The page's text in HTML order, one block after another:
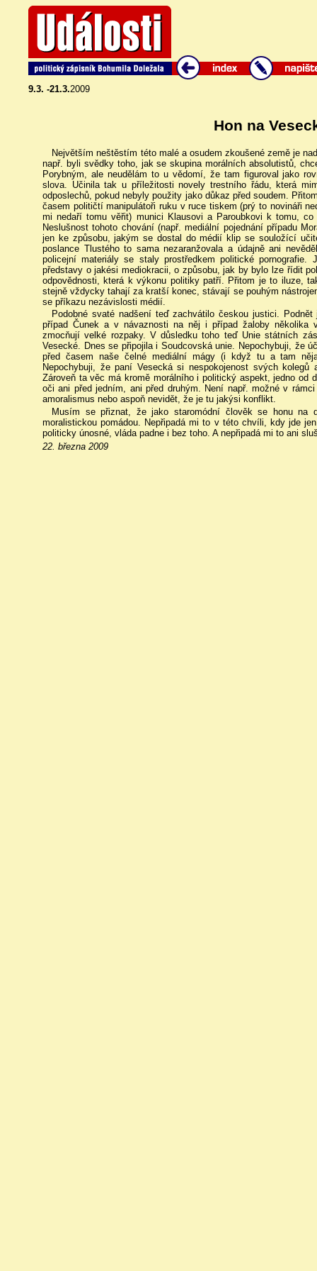
9.3. -21.3.2009
Hon na
Největším neštěstím této malé a osudem zkoušené země je
např. byli svědky toho, jak se skupina morálních absolutistů,
Porybným, ale neudělám to u vědomí, že tam figuroval jako
slova. Učinila tak u příležitosti novely trestního řádu, která
odposlechů, pokud nebyly použity jako důkaz před soudem.
časem političtí manipulátoři ruku v ruce tiskem (prý to novináři
mi nedaří tomu věřit) munici Klausovi a Paroubkovi k tomu,
Neslušnost tohoto chování (např. mediální pojednání případu
jen ke způsobu, jakým se dostal do médií klip se souložící
poslance Tlustého to sama nezaranžovala a údajně ani
policejní materiály se staly prostředkem politické
představy o jakési mediokracii, o způsobu, jak by bylo lze řídit
odpovědnosti, která k výkonu politiky patří. Přitom je to iluze,
stejně vždycky tahají za kratší konec, stávají se pouhým
se příkazu nezávislosti médií.
Podobné svaté nadšení teď zachvátilo českou justici.
případ Čunek a v návaznosti na něj i případ žaloby několika
zmocňují velké rozpaky. V důsledku toho teď Unie státních
Vesecké. Dnes se připojila i Soudcovská unie. Nepochybuji, že
před časem naše čelné mediální mágy (i když tu a tam
Nepochybuji, že paní Vesecká si nespokojenost svých kolegů
Zároveň ta věc má kromě morálního i politický aspekt, jedno od
oči ani před jedním, ani před druhým. Není např. možné v
amoralismus nebo aspoň nevidět, že je tu jakýsi konflikt.
Musím se přiznat, že jako staromódní člověk se honu na
moralistickou pomádou. Nepřipadá mi to v této chvíli, kdy jde
politicky únosné, vláda padne i bez toho. A nepřipadá mi to ani
22. března 2009